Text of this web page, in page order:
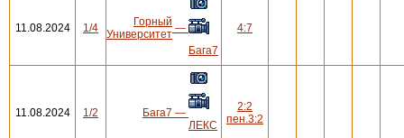
11.08.2024 1/4
Горный
Университет —
Бага7
4:7
11.08.2024 1/2 Бага7 —
ЛЕКС
2:2
пен.3:2